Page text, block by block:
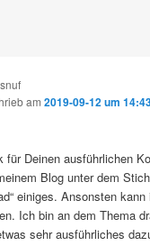
am2019-09-12 um
für Deinen ausführlichen
Blog unter dem
einiges. Ansonsten
Ich bin an dem Thema
sehr ausführliches